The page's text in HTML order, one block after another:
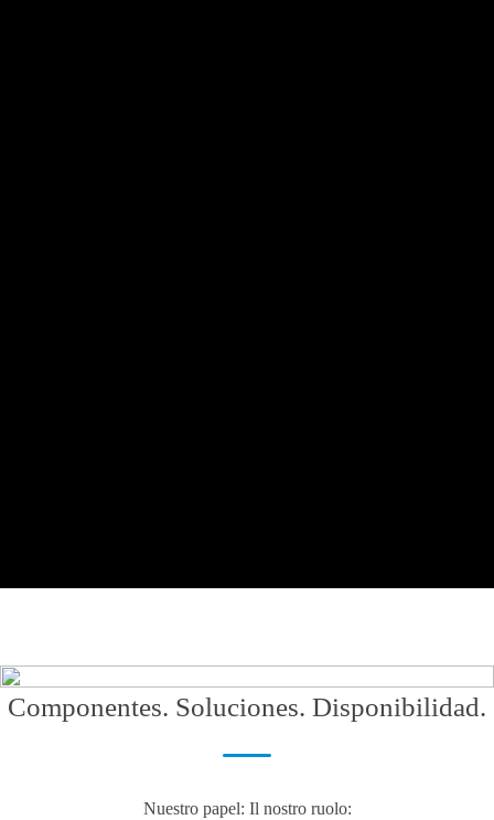
Componentes. Soluciones. Disponibilidad.
Nuestro papel: Il nostro ruolo: